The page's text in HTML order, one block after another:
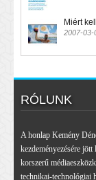
Miért
2007-03-
RÓLUNK
A honlap Kemény
kezdeményezésére
korszerű
technikai-technológiai